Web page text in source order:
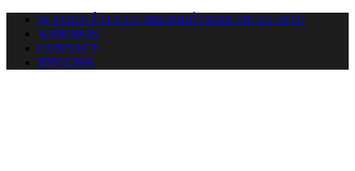
SI VOUS ÊTES LE PROPRIÉTAIRE DE CE SITE
A PROPOS
CONTACT
ENGLISH